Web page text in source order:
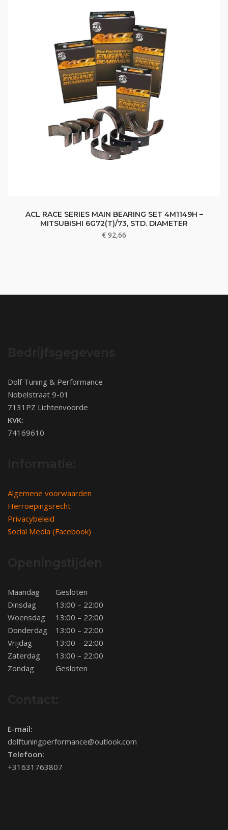
ACL RACE SERIES MAIN BEARING SET 4M1149H –
MITSUBISHI 6G72(T)/73, STD. DIAMETER
€ 92,66
Dolf Tuning & Performance
Nobelstraat 9-01
7131PZ Lichtenvoorde
KVK:
74169610
Algemene voorwaarden
Herroepingsrecht
Privacybeleid
Social Media (Facebook)
Maandag
Gesloten
Dinsdag
13:00 – 22:00
Woensdag
13:00 – 22:00
Donderdag
13:00 – 22:00
Vrijdag
13:00 – 22:00
Zaterdag
13:00 – 22:00
Zondag
Gesloten
E-mail:
dolftuningperformance@outlook.com
Telefoon:
+31631763807